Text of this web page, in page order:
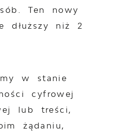
Ten nowy
dłuższy niż 2
w stanie
cyfrowej
lub treści,
żądaniu,